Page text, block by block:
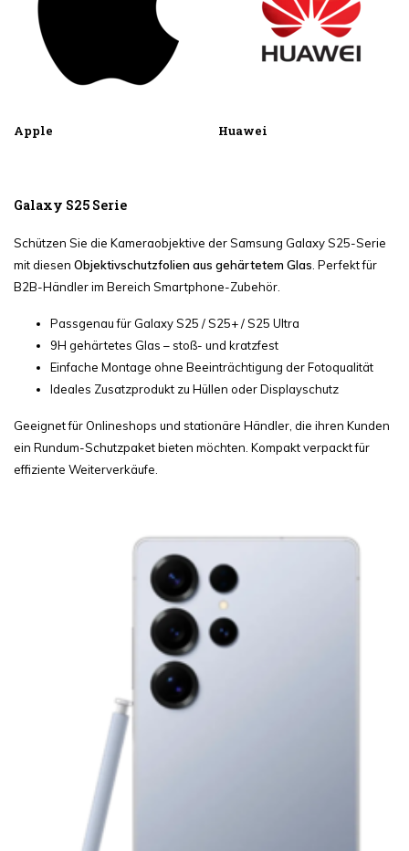
Apple Huawei
Galaxy S25 Serie
Schützen Sie die Kameraobjektive der Samsung Galaxy S25-Serie
mit diesen Objektivschutzfolien aus gehärtetem Glas. Perfekt für
B2B-Händler im Bereich Smartphone-Zubehör.
Passgenau für Galaxy S25 / S25+ / S25 Ultra
9H gehärtetes Glas – stoß- und kratzfest
Einfache Montage ohne Beeinträchtigung der Fotoqualität
Ideales Zusatzprodukt zu Hüllen oder Displayschutz
Geeignet für Onlineshops und stationäre Händler, die ihren Kunden
ein Rundum-Schutzpaket bieten möchten. Kompakt verpackt für
effiziente Weiterverkäufe.